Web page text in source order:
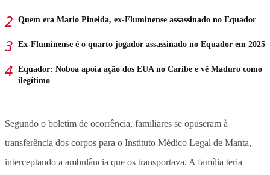
Quem era Mario Pineida, ex-Fluminense assassinado no Equador
Ex-Fluminense é o quarto jogador assassinado no Equador em 2025
Equador: Noboa apoia ação dos EUA no Caribe e vê Maduro como
ilegítimo
Segundo o boletim de ocorrência, familiares se opuseram à
transferência dos corpos para o Instituto Médico Legal de Manta,
interceptando a ambulância que os transportava. A família teria